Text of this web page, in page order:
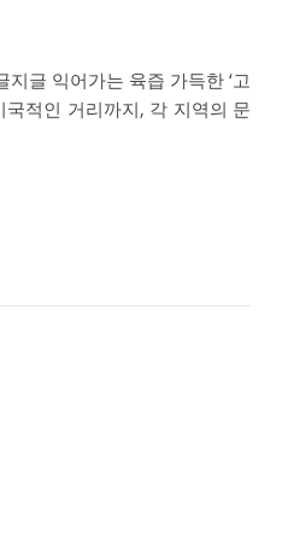
글 익어가는 육즙 가득한 ‘고
적인 거리까지, 각 지역의 문